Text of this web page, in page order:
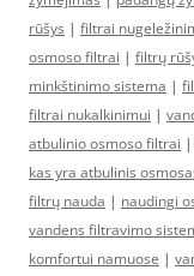
rūšys | filtrai
osmoso filtrai | filtrų
minkštinimo sistema |
filtrai nukalkinimui |
atbulinio osmoso filtrai |
kas yra atbulinis
filtrų nauda | naudingi
vandens filtravimo
komfortui namuose |